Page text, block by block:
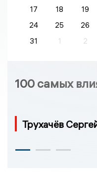
17
18 19
24
25 26
31
1 2
100 самых
Трухачёв